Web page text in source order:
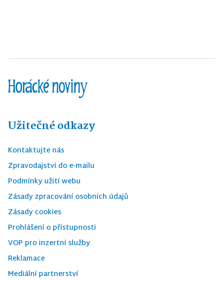
Užitečné odkazy
Kontaktujte nás
Zpravodajství do e-mailu
Podmínky užití webu
Zásady zpracování osobních údajů
Zásady cookies
Prohlášení o přístupnosti
VOP pro inzertní služby
Reklamace
Mediální partnerství